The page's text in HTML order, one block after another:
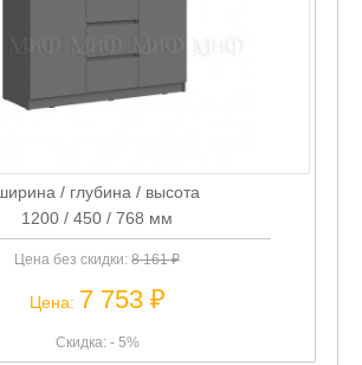
/ глубина / высота
1200 / 450 / 768 мм
Цена без скидки: 8 161 ₽
Цена: 7 753 ₽
Скидка: - 5%